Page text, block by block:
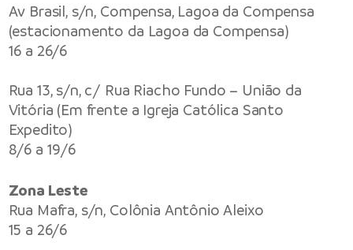
Av Brasil, s/n, Compensa, Lagoa da Compensa
(estacionamento da Lagoa da Compensa)
16 a 26/6
Rua 13, s/n, c/ Rua Riacho Fundo – União da
Vitória (Em frente a Igreja Católica Santo
Expedito)
8/6 a 19/6
Zona Leste
Rua Mafra, s/n, Colônia Antônio Aleixo
15 a 26/6